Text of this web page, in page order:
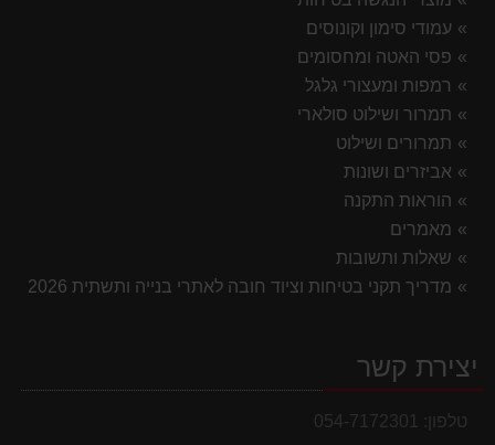
עמודי סימון וקונוסים
פסי האטה ומחסומים
רמפות ומעצורי גלגל
תמרור ושילוט סולארי
תמרורים ושילוט
אביזרים ושונות
הוראות התקנה
מאמרים
שאלות ותשובות
מדריך תקני בטיחות וציוד חובה לאתרי בנייה ותשתית 2026
יצירת קשר
טלפון: 054-7172301